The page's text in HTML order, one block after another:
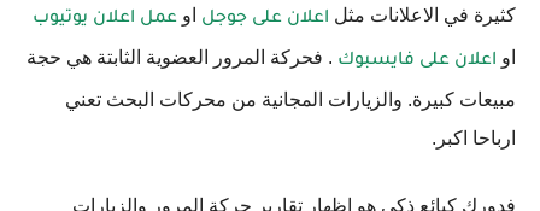
كثيرة في الاعلانات مثل اعلان على جوجل او عمل اعلان يوتيوب
او اعلان على فايسبوك . فحركة المرور العضوية الثابتة هي حجة
مبيعات كبيرة. والزيارات المجانية من محركات البحث تعني
ارباحا اكبر.
فدورك كبائع ذكي هو اظهار تقارير حركة المرور والزيارات